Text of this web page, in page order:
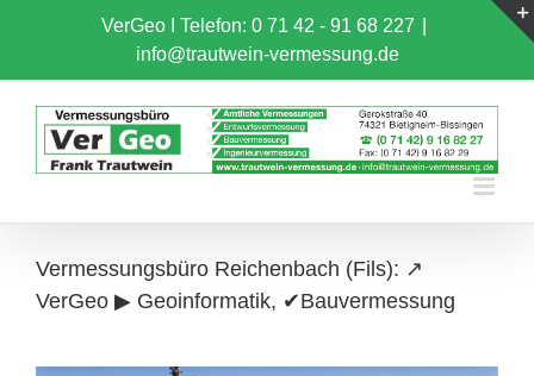
content
VerGeo I Telefon: 0 71 42 - 91 68 227
info@trautwein-vermessung.de
Vermessungsbüro Reichenbach (Fils): ↗️
VerGeo ▶︎ Geoinformatik, ✔Bauvermessung